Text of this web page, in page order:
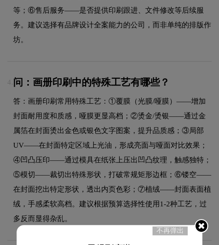
等；⑥售后服务——是否提供印刷跟进、文件修改等后续服
务。建议选择有品牌设计全案能力的公司，而非单纯的排版作
坊。
4. 问：画册印刷中的特殊工艺有哪些？
答：画册印刷常用特殊工艺：①覆膜（光膜/哑膜）——增加
封面耐用度和质感，哑膜更显高档；②烫金/烫银——通过金
属箔在封面烫出金色或银色文字图案，提升品质感；③局部
UV——在封面特定区域上光油，形成亮面与哑面对比效果；
④凹凸压印——通过模具在纸张上压出凹凸纹理，触感独特；
⑤模切——裁切出特殊形状，打破常规矩形边框；⑥镂空——
在封面挖出特定形状，透出内页色彩；⑦植绒——封面表面植
绒，手感柔软高档。建议根据预算选择性使用1-2种工艺，过
多反而显得杂乱。
不再弹出